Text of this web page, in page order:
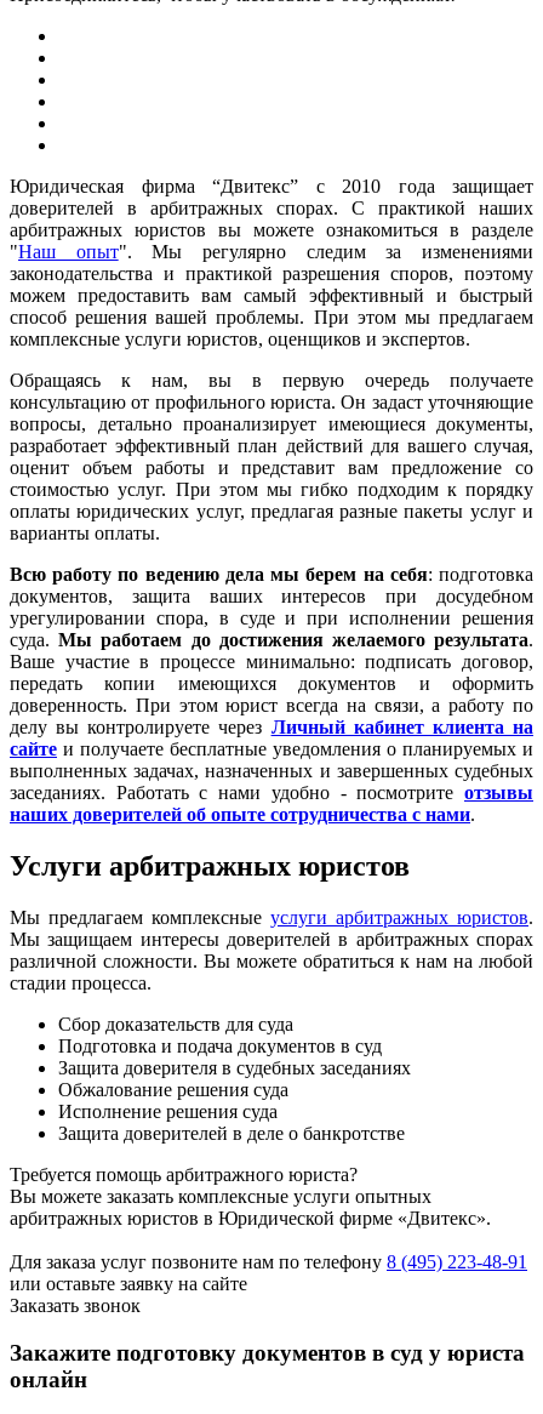
Юридическая фирма “Двитекс” с 2010 года защищает
доверителей в арбитражных спорах. С практикой наших
арбитражных юристов вы можете ознакомиться в разделе
"Наш опыт". Мы регулярно следим за изменениями
законодательства и практикой разрешения споров, поэтому
можем предоставить вам самый эффективный и быстрый
способ решения вашей проблемы. При этом мы предлагаем
комплексные услуги юристов, оценщиков и экспертов.
Обращаясь к нам, вы в первую очередь получаете
консультацию от профильного юриста. Он задаст уточняющие
вопросы, детально проанализирует имеющиеся документы,
разработает эффективный план действий для вашего случая,
оценит объем работы и представит вам предложение со
стоимостью услуг. При этом мы гибко подходим к порядку
оплаты юридических услуг, предлагая разные пакеты услуг и
варианты оплаты.
Всю работу по ведению дела мы берем на себя: подготовка
документов, защита ваших интересов при досудебном
урегулировании спора, в суде и при исполнении решения
суда.Мы работаем до достижения желаемого результата.
Ваше участие в процессе минимально: подписать договор,
передать копии имеющихся документов и оформить
доверенность. При этом юрист всегда на связи, а работу по
делу вы контролируете через Личный кабинет клиента на
сайте и получаете бесплатные уведомления о планируемых и
выполненных задачах, назначенных и завершенных судебных
заседаниях. Работать с нами удобно - посмотрите отзывы
наших доверителей об опыте сотрудничества с нами.
Услуги арбитражных юристов
Мы предлагаем комплексные услуги арбитражных юристов.
Мы защищаем интересы доверителей в арбитражных спорах
различной сложности. Вы можете обратиться к нам на любой
стадии процесса.
Сбор доказательств для суда
Подготовка и подача документов в суд
Защита доверителя в судебных заседаниях
Обжалование решения суда
Исполнение решения суда
Защита доверителей в деле о банкротстве
Требуется помощь арбитражного юриста?
Вы можете заказать комплексные услуги опытных
арбитражных юристов в Юридической фирме «Двитекс».
Для заказа услуг позвоните нам по телефону 8 (495) 223-48-91
или оставьте заявку на сайте
Заказать звонок
Закажите подготовку документов в суд у юриста
онлайн